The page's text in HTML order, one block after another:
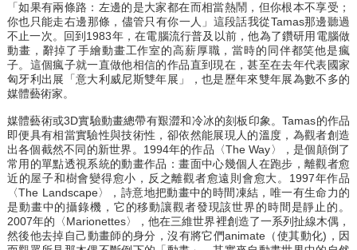
「如果有兩條路：左邊的是大家都在而相當熱鬧，但你根本不享受；
你也只能走右邊那條，儘管只有你一人」這段話我從Tamas那邊聽過
不止一次。回到1983年，在電腦流行普及以前，他為了鑽研用電腦做
動畫，辭掉了手繪動畫工作室的高薪厚職，當時的同伴都笑他是瘋
子。這個瘋子就一直做他相信的作品直到現在，甚至在去年代表國家
匈牙利出展「意大利威尼斯雙年展」，也是歷年來雙年展為數不多的
媒體藝術家。
媒體藝術或3D實驗動畫總帶有艱澀和冷冰的刻板印象。Tamas的作品
即便具有相當實驗性與技術性，卻依然能展現人的溫度，為觀者創造
出各個截然不同的新世界。1994年的作品〈The Way〉，是個顛倒了
常用的單點透視系統的動畫作品：畫面中心幾個人在跑步，離觀者愈
近的屋子和樹會變得愈小，反之離觀者愈遠則會愈大。1997年作品
〈The Landscape〉，詩意地把動畫中的時間凍結，唯一有生命力的
是動畫中的攝錄機，它的移動讓觀者發現該世界的時間是靜止的。
2007年的〈Marionettes〉，他在三維世界裡創造了一系列扯線木偶，
然後他去掉自己動畫師的身分，沒有將它們animate（使其動化)，因